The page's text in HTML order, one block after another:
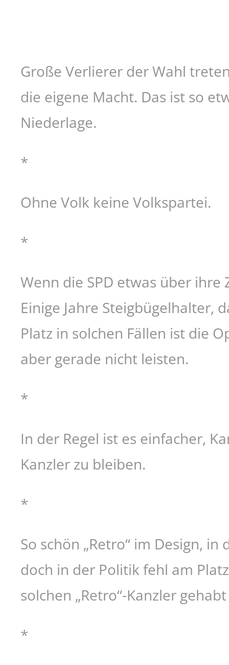
Große Verlierer der Wahl
die eigene Macht. Das ist so
Niederlage.
*
Ohne Volk keine Volkspartei.
*
Wenn die SPD etwas über ihre
Einige Jahre Steigbügelhalter,
Platz in solchen Fällen ist die
aber gerade nicht leisten.
*
In der Regel ist es einfacher,
Kanzler zu bleiben.
*
So schön „Retro“ im Design,
doch in der Politik fehl am
solchen „Retro“-Kanzler
*